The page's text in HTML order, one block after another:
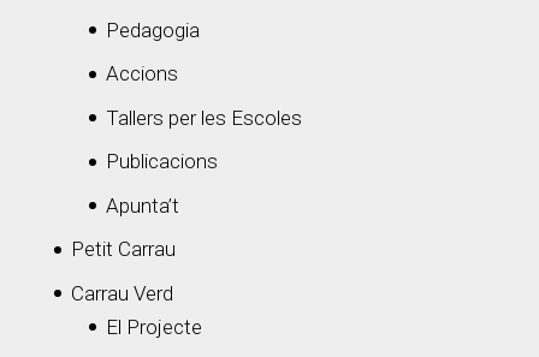
Pedagogia
Accions
Tallers per les Escoles
Publicacions
Apunta’t
Petit Carrau
Carrau Verd
El Projecte